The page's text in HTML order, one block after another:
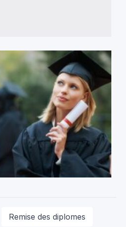
Remise des diplomes